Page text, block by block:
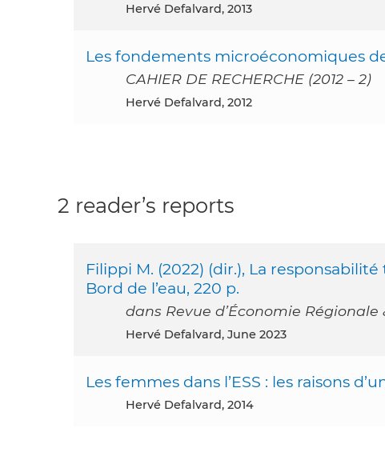
Hervé Defalvard, 2013
Les fondements microéconomiques
CAHIER DE RECHERCHE (2012 – 2)
Hervé Defalvard, 2012
2 reader’s reports
Filippi M. (2022) (dir.), La
Bord de l’eau, 220 p.
dans Revue d’Économie
Hervé Defalvard, June 2023
Les femmes dans l’ESS : les raisons
Hervé Defalvard, 2014